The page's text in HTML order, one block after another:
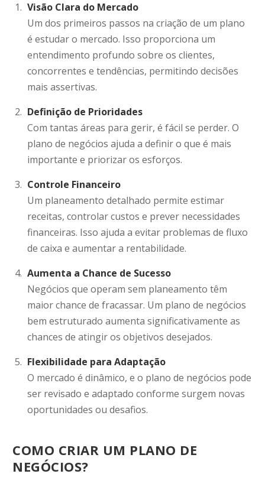
Visão Clara do Mercado
Um dos primeiros passos na criação de um plano
é estudar o mercado. Isso proporciona um
entendimento profundo sobre os clientes,
concorrentes e tendências, permitindo decisões
mais assertivas.
Definição de Prioridades
Com tantas áreas para gerir, é fácil se perder. O
plano de negócios ajuda a definir o que é mais
importante e priorizar os esforços.
Controle Financeiro
Um planeamento detalhado permite estimar
receitas, controlar custos e prever necessidades
financeiras. Isso ajuda a evitar problemas de fluxo
de caixa e aumentar a rentabilidade.
Aumenta a Chance de Sucesso
Negócios que operam sem planeamento têm
maior chance de fracassar. Um plano de negócios
bem estruturado aumenta significativamente as
chances de atingir os objetivos desejados.
Flexibilidade para Adaptação
O mercado é dinâmico, e o plano de negócios pode
ser revisado e adaptado conforme surgem novas
oportunidades ou desafios.
COMO CRIAR UM PLANO DE
NEGÓCIOS?